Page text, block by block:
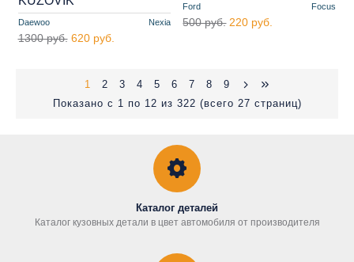
Daewoo Nexia
1300 руб. 620 руб.
Ford Focus
500 руб. 220 руб.
1 2 3 4 5 6 7 8
9
Показано с 1 по 12 из 322 (всего 27 страниц)
Каталог деталей
Каталог кузовных детали в цвет автомобиля от производителя